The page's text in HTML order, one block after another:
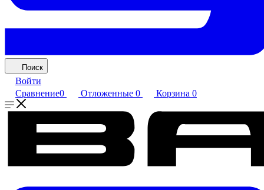
Поиск
Войти
Сравнение0 Отложенные 0 Корзина 0